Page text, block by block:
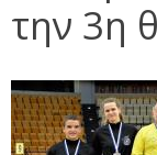
την 3η